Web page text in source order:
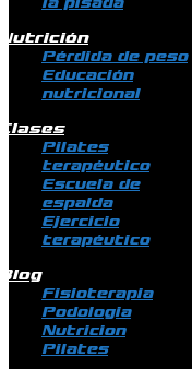
Pérdida de peso
Educación
nutricional
Pilates
terapéutico
Escuela de
espalda
Ejercicio
terapéutico
Fisioterapia
Podologia
Nutricion
Pilates